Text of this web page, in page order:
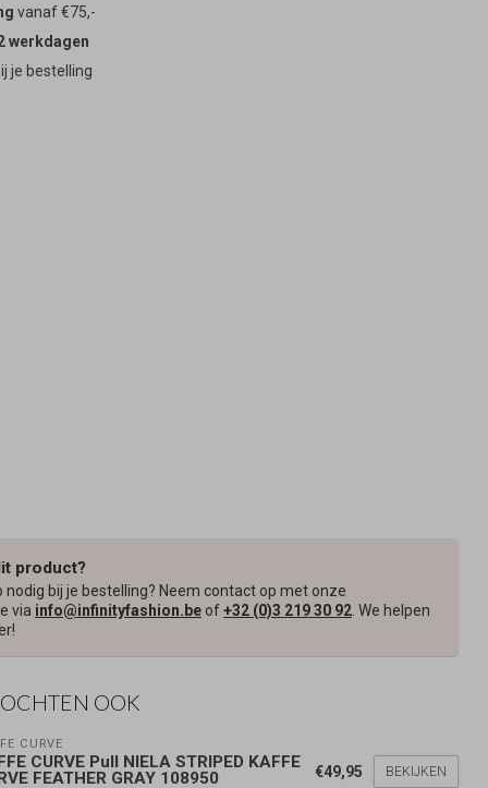
vanaf €75,-
werkdagen
je bestelling
product?
nodig bij je bestelling? Neem contact op met onze
via info@infinityfashion.be of+32 (0)3 219 30 92 . We helpen
OOK
CURVE
CURVE Pull NIELA STRIPED KAFFE
FEATHER GRAY 108950
€49,95 BEKIJKEN